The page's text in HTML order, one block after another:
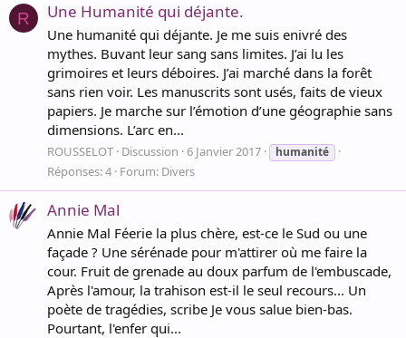
R Une Humanité qui déjante.
Une humanité qui déjante. Je me suis enivré des
mythes. Buvant leur sang sans limites. J’ai lu les
grimoires et leurs déboires. J’ai marché dans la forêt
sans rien voir. Les manuscrits sont usés, faits de vieux
papiers. Je marche sur l’émotion d’une géographie sans
dimensions. L’arc en...
ROUSSELOT Discussion 6 Janvier 2017 humanité
Réponses: 4 Forum: Divers
Annie Mal
Annie Mal Féerie la plus chère, est-ce le Sud ou une
façade ? Une sérénade pour m'attirer où me faire la
cour. Fruit de grenade au doux parfum de l'embuscade,
Après l'amour, la trahison est-il le seul recours... Un
poète de tragédies, scribe Je vous salue bien-bas.
Pourtant, l'enfer qui...